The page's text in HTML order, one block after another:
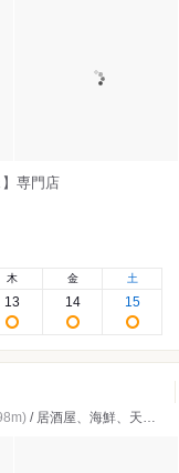
専門店
木
13
金
14
土
15
/ 居酒屋、海鮮、天ぷら